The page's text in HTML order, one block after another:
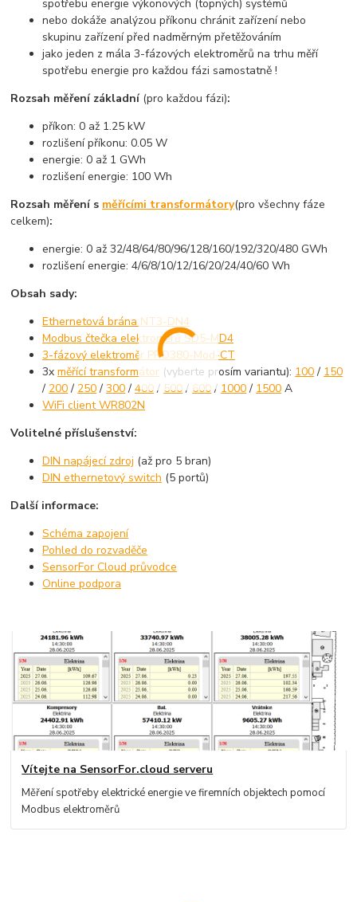
spotřebu energie výkonových (topných) systémů
nebo dokáže analýzou příkonu chránit zařízení nebo
skupinu zařízení před nadměrným přetěžováním
jako jeden z mála 3-fázových elektroměrů na trhu měří
spotřebu energie pro každou fázi samostatně !
Rozsah měření základní (pro každou fázi):
příkon: 0 až 1.25 kW
rozlišení příkonu: 0.05 W
energie: 0 až 1 GWh
rozlišení energie: 100 Wh
Rozsah měření s měřícími transformátory(pro všechny fáze
celkem):
energie: 0 až 32/48/64/80/96/128/160/192/320/480 GWh
rozlišení energie: 4/6/8/10/12/16/20/24/40/60 Wh
Obsah sady:
Ethernetová brána NT3-DN4
Modbus čtečka elektroměrů SD5-MD4
3-fázový elektroměr PRO380-Mod-CT
3xměřící transformátor (vyberte prosím variantu): 100/ 150
/ 200/ 250/300/400/ 500/ 600/ 1000/ 1500 A
WiFi client WR802N
Volitelné příslušenství:
DIN napájecí zdroj (až pro 5 bran)
DIN ethernetový switch (5 portů)
Další informace:
Schéma zapojení
Pohled do rozvaděče
SensorFor Cloud průvodce
Online podpora
Vítejte na SensorFor.cloud serveru
Měření spotřeby elektrické energie ve firemních objektech pomocí
Modbus elektroměrů